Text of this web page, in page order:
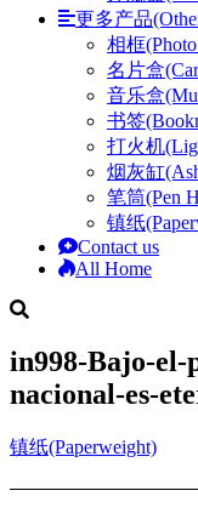
更多产品
相框
名片盒
音乐盒
书签
打火机
烟灰缸
笔筒(Pen
镇纸
Contact us
All Home
in998-Bajo-el-
nacional-es-
镇纸(Paperweight)